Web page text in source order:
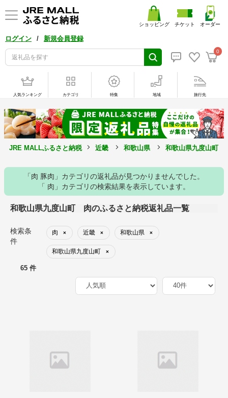
ログイン / 新規会員登録
0
ショッピング チケット オーダー
人気ランキング カテゴリ 特集 地域 旅行先
JRE MALLふるさと納税 近畿 和歌山県 和歌山県九度山町
「肉 豚肉」カテゴリの返礼品が見つかりませんでした。
「 肉」カテゴリの検索結果を表示しています。
和歌山県九度山町 肉のふるさと納税返礼品一覧
検索条
件
肉 × 近畿 × 和歌山県 ×
和歌山県九度山町 ×
65 件